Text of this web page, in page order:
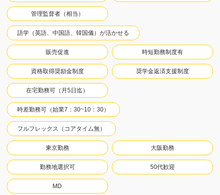
管理監督者（相当）
語学（英語、中国語、韓国儀）が活かせる
販売促進 時短勤務制度有
資格取得奨励金制度 奨学金返済支援制度
在宅勤務可（月5日迄）
時差勤務可（始業7：30~10：30）
フルフレックス（コアタイム無）
東京勤務 大阪勤務
勤務地選択可 50代歓迎
MD